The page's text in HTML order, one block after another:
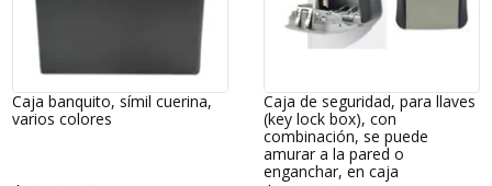
Caja banquito, símil cuerina,
varios colores
Caja de seguridad, para llaves
(key lock box), con
combinación, se puede
amurar a la pared o
enganchar, en caja